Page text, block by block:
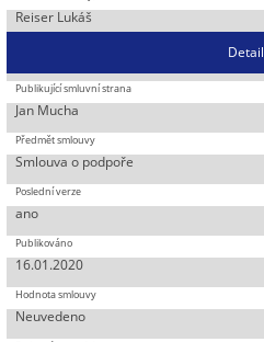
Reiser Lukáš
Detail
Jan Mucha
Smlouva o podpoře
ano
16.01.2020
Neuvedeno